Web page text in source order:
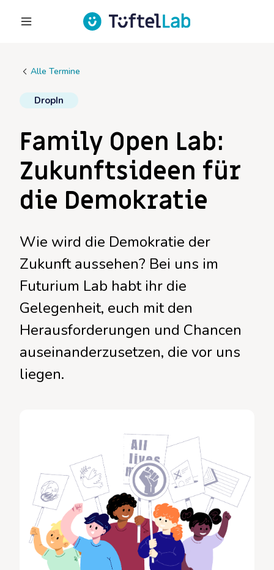
Alle Termine
DropIn
Family Open Lab:
Zukunftsideen für
die Demokratie
Wie wird die Demokratie der
Zukunft aussehen? Bei uns im
Futurium Lab habt ihr die
Gelegenheit, euch mit den
Herausforderungen und Chancen
auseinanderzusetzen, die vor uns
liegen.